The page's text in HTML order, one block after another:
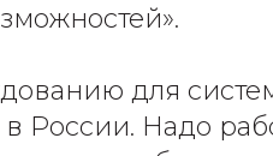
для
России. Надо